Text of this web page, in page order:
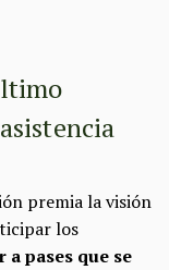
premia la visión
los
a pases que se